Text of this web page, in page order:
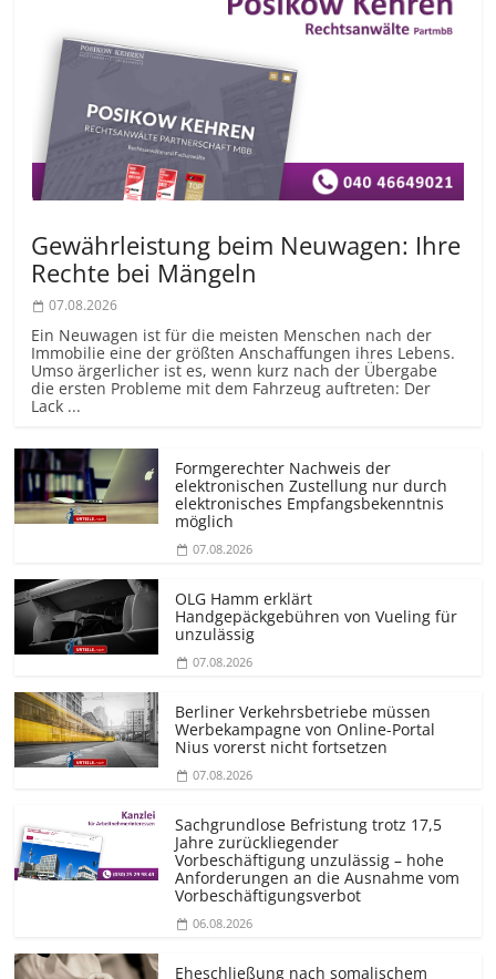
Gewährleistung beim Neuwagen: Ihre
Rechte bei Mängeln
07.08.2026
Ein Neuwagen ist für die meisten Menschen nach der
Immobilie eine der größten Anschaffungen ihres Lebens.
Umso ärgerlicher ist es, wenn kurz nach der Übergabe
die ersten Probleme mit dem Fahrzeug auftreten: Der
Lack ...
Formgerechter Nachweis der
elektronischen Zustellung nur durch
elektronisches Empfangsbekenntnis
möglich
07.08.2026
OLG Hamm erklärt
Handgepäckgebühren von Vueling für
unzulässig
07.08.2026
Berliner Verkehrsbetriebe müssen
Werbekampagne von Online-Portal
Nius vorerst nicht fortsetzen
07.08.2026
Sachgrundlose Befristung trotz 17,5
Jahre zurückliegender
Vorbeschäftigung unzulässig – hohe
Anforderungen an die Ausnahme vom
Vorbeschäf­tigungsverbot
06.08.2026
Eheschließung nach somalischem